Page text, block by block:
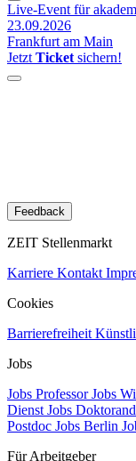
Live-Event für
23.09.2026
Frankfurt am Main
Jetzt Ticket sichern!
Feedback
ZEIT Stellenmarkt
Karriere Kontakt
Cookies
Barrierefreiheit
Jobs
Jobs ProfessorJobs
Dienst Jobs Doktorand
Postdoc Jobs Berlin
Für Arbeitgeber